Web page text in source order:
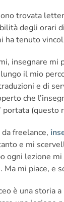
trovata
degli orari
ha tenuto
insegnare mi
il mio
e di
che
portata
freelance,
e mi
ogni lezione
Ma mi piace, e
è una storia